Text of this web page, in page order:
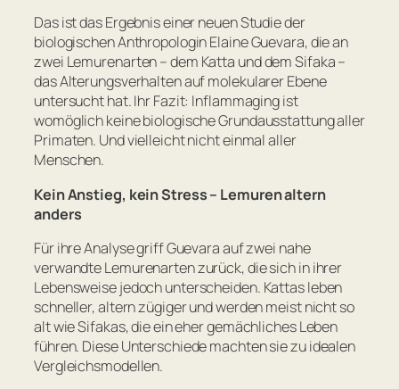
Das ist das Ergebnis einer neuen Studie der
biologischen Anthropologin Elaine Guevara, die an
zwei Lemurenarten – dem Katta und dem Sifaka –
das Alterungsverhalten auf molekularer Ebene
untersucht hat. Ihr Fazit: Inflammaging ist
womöglich keine biologische Grundausstattung aller
Primaten. Und vielleicht nicht einmal aller
Menschen.
Kein Anstieg, kein Stress – Lemuren altern
anders
Für ihre Analyse griff Guevara auf zwei nahe
verwandte Lemurenarten zurück, die sich in ihrer
Lebensweise jedoch unterscheiden. Kattas leben
schneller, altern zügiger und werden meist nicht so
alt wie Sifakas, die ein eher gemächliches Leben
führen. Diese Unterschiede machten sie zu idealen
Vergleichsmodellen.